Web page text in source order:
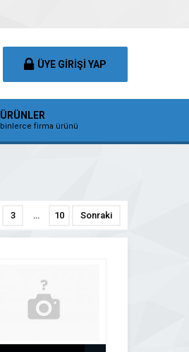
ÜYE GİRİŞİ YAP
ÜRÜNLER
binlerce firma ürünü
3 … 10 Sonraki